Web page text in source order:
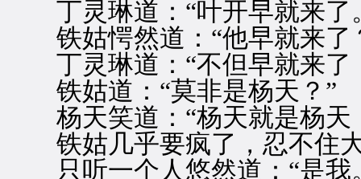
丁灵琳道：“叶开早就来了
铁姑愕然道：“他早就来了
丁灵琳道：“不但早就来了
铁姑道：“莫非是杨天？”
杨天笑道：“杨天就是杨天
铁姑几乎要疯了，忍不住大
只听一个人悠然道：“是我